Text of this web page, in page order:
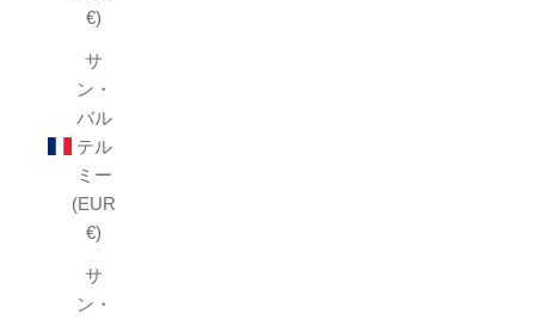
€)
サ
ン・
バル
テル
ミー
(EUR
€)
サ
ン・